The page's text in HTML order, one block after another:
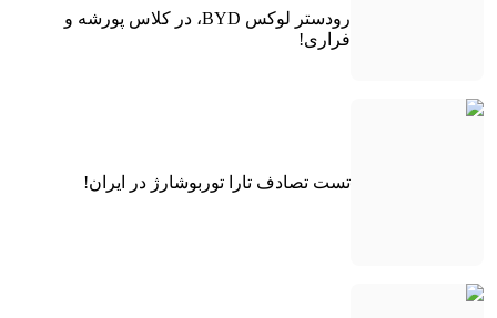
رودستر لوکس BYD، در کلاس پورشه و
فراری!
تست تصادف تارا توربوشارژ در ایران!